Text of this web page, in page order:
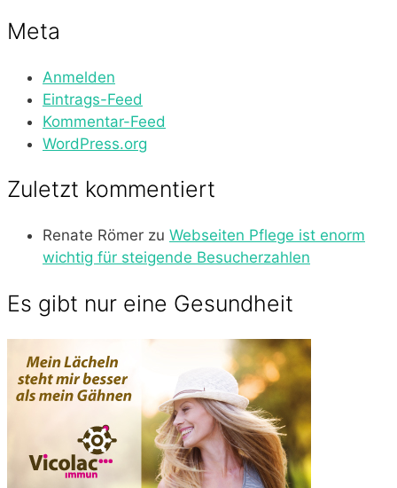
Meta
Anmelden
Eintrags-Feed
Kommentar-Feed
WordPress.org
Zuletzt kommentiert
Renate Römer zu Webseiten Pflege ist enorm
wichtig für steigende Besucherzahlen
Es gibt nur eine Gesundheit